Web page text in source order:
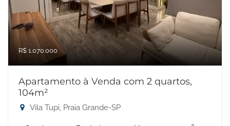
R$ 1.070.000
Apartamento à Venda com 2 quartos,
104m²
Vila Tupi, Praia Grande-SP